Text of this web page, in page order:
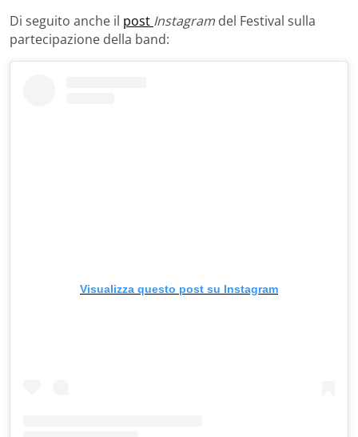
Di seguito anche il post Instagram del Festival sulla
partecipazione della band:
Visualizza questo post su Instagram